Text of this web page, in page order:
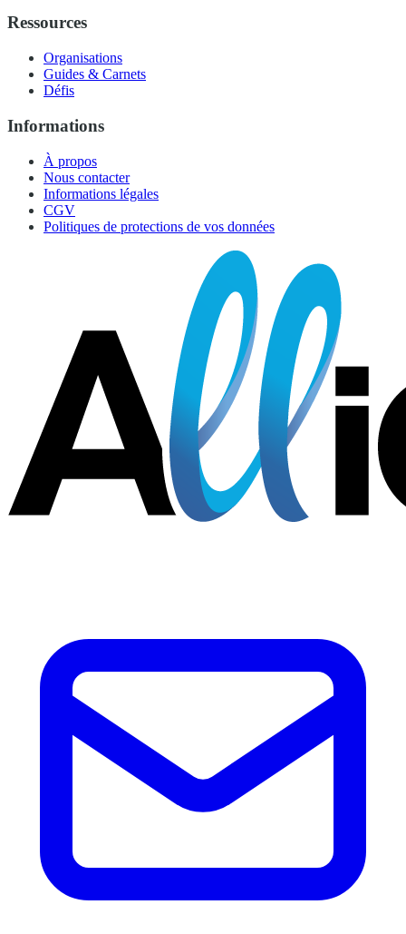
Ressources
Organisations
Guides & Carnets
Défis
Informations
À propos
Nous contacter
Informations légales
CGV
Politiques de protections de vos données